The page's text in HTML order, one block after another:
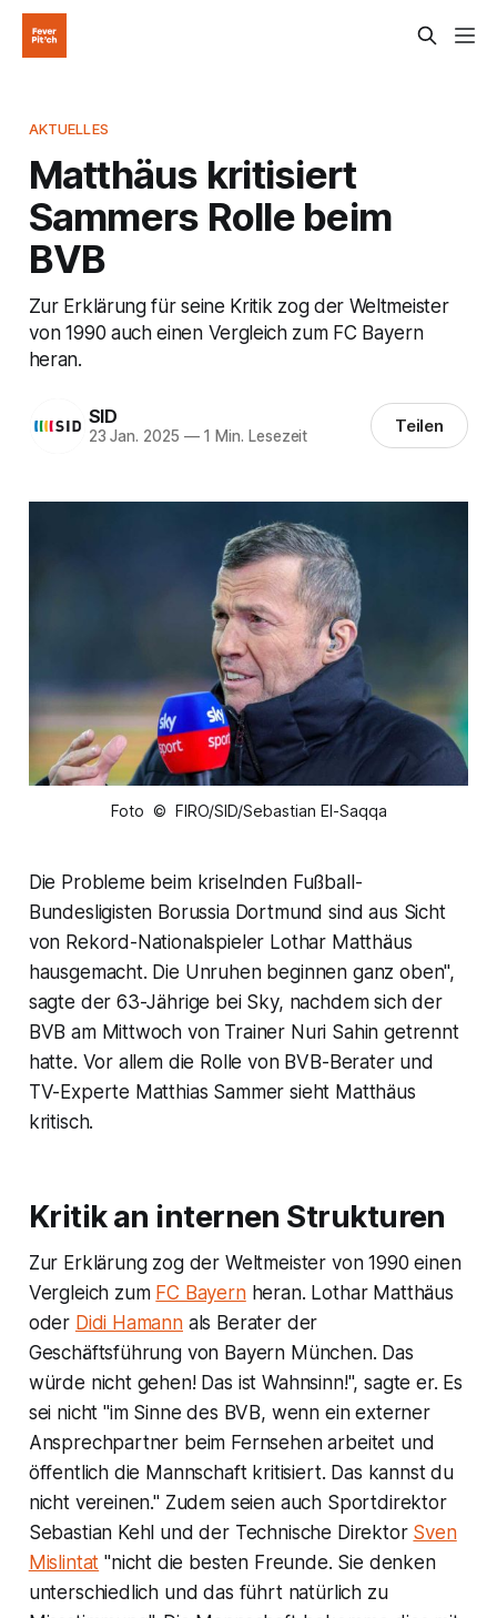
AKTUELLES
Matthäus kritisiert
Sammers Rolle beim
BVB
Zur Erklärung für seine Kritik zog der Weltmeister
von 1990 auch einen Vergleich zum FC Bayern
heran.
SID
23 Jan. 2025 —1 Min. Lesezeit Teilen
Foto © FIRO/SID/Sebastian El-Saqqa
Die Probleme beim kriselnden Fußball-
Bundesligisten Borussia Dortmund sind aus Sicht
von Rekord-Nationalspieler Lothar Matthäus
hausgemacht. Die Unruhen beginnen ganz oben",
sagte der 63-Jährige bei Sky, nachdem sich der
BVB am Mittwoch von Trainer Nuri Sahin getrennt
hatte. Vor allem die Rolle von BVB-Berater und
TV-Experte Matthias Sammer sieht Matthäus
kritisch.
Kritik an internen Strukturen
Zur Erklärung zog der Weltmeister von 1990 einen
Vergleich zum FC Bayernheran. Lothar Matthäus
oder Didi Hamann als Berater der
Geschäftsführung von Bayern München. Das
würde nicht gehen! Das ist Wahnsinn!", sagte er. Es
sei nicht "im Sinne des BVB, wenn ein externer
Ansprechpartner beim Fernsehen arbeitet und
öffentlich die Mannschaft kritisiert. Das kannst du
nicht vereinen." Zudem seien auch Sportdirektor
Sebastian Kehl und der Technische Direktor Sven
Mislintat "nicht die besten Freunde. Sie denken
unterschiedlich und das führt natürlich zu